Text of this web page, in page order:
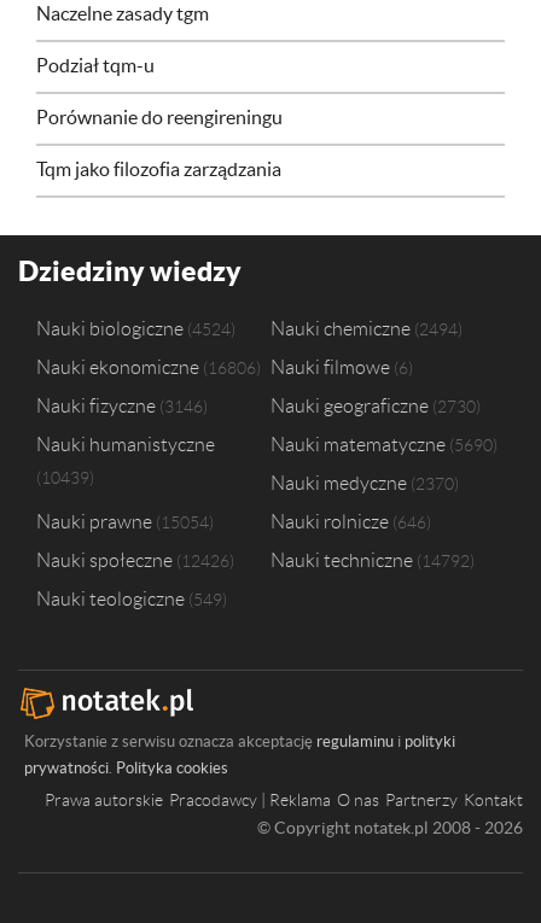
Naczelne zasady tgm
Podział tqm-u
Porównanie do reengireningu
Tqm jako filozofia zarządzania
Dziedziny wiedzy
Nauki biologiczne 4524 Nauki chemiczne 2494
Nauki ekonomiczne 16806 Nauki filmowe 6
Nauki fizyczne 3146 Nauki geograficzne 2730
Nauki humanistyczne
10439
Nauki matematyczne 5690
Nauki medyczne 2370
Nauki prawne 15054 Nauki rolnicze 646
Nauki społeczne 12426 Nauki techniczne 14792
Nauki teologiczne 549
Korzystanie z serwisu oznacza akceptację regulaminu i polityki
prywatności. Polityka cookies
Prawa autorskie Pracodawcy | Reklama O nas Partnerzy Kontakt
© Copyright notatek.pl 2008 - 2026